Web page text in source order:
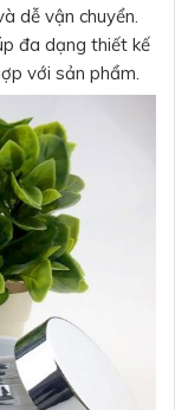
dễ vận chuyển.
đa dạng thiết kế
với sản phẩm.